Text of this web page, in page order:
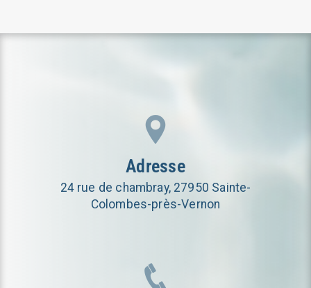
Adresse
24 rue de chambray, 27950 Sainte-
Colombes-près-Vernon